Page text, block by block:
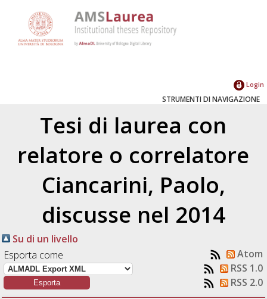
Login
STRUMENTI DI NAVIGAZIONE
Tesi di laurea con
relatore o correlatore
Ciancarini, Paolo,
discusse nel 2014
Su di un livello
Esporta come
Atom
RSS 1.0
RSS 2.0